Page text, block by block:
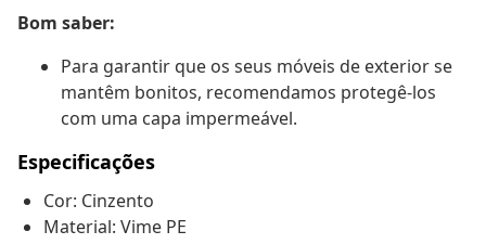
Bom saber:
Para garantir que os seus móveis de exterior se
mantêm bonitos, recomendamos protegê-los
com uma capa impermeável.
Especificações
Cor: Cinzento
Material: Vime PE